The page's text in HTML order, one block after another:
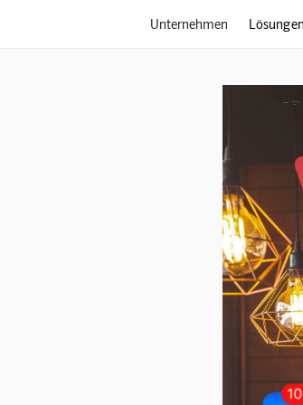
Unternehmen Lösungen